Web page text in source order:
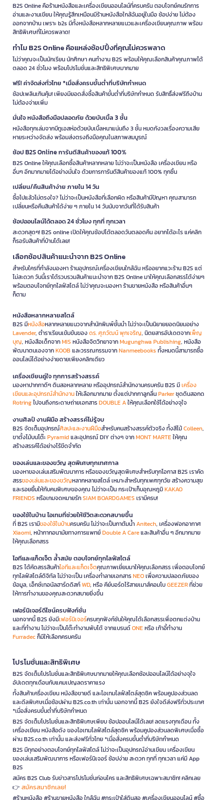
B2S Online คือร้านหนังสือและเครื่องเขียนออนไลน์ที่ครบครัน ตอบโจทย์คนรักการ
อ่านและงานเขียน ให้คุณรู้สึกเหมือนมีร้านหนังสือใกล้ฉันอยู่ในมือ ช้อปง่าย ไม่ต้อง
ออกจากบ้าน เพราะ b2s มีทั้งหนังสือหลากหลายแนวและเครื่องเขียนคุณภาพ พร้อม
สิทธิพิเศษที่ไม่ควรพลาด!
ทำไม B2S Online คือแหล่งช้อปปิ้งที่คุณไม่ควรพลาด
ไม่ว่าคุณจะเป็นนักเรียน นักศึกษา คนทำงาน B2S พร้อมให้คุณเลือกสินค้าคุณภาพได้
ตลอด 24 ชั่วโมง พร้อมโปรโมชั่นและสิทธิพิเศษมากมาย
ฟรี! ค่าจัดส่งทั่วไทย *เมื่อสั่งครบขั้นต่ำที่บริษัทกำหนด
ช้อปเพลินเกินคุ้ม! เพียงมียอดสั่งซื้อสินค้าขั้นต่ำที่บริษัทกำหนด รับสิทธิ์ส่งฟรีถึงบ้าน
ไม่ต้องจ่ายเพิ่ม
มั่นใจ หนังสือถึงมือปลอดภัย ด้วยบับเบิ้ล 3 ชั้น
หนังสือทุกเล่มจากบีทูเอสห่อด้วยบับเบิ้ลหนาแน่นถึง 3 ชั้น หมดกังวลเรื่องความเสีย
หายระหว่างจัดส่ง พร้อมส่งตรงถึงมือคุณในสภาพสมบูรณ์
ช้อป B2S Online การันตีสินค้าของแท้ 100%
B2S Online ให้คุณเลือกซื้อสินค้าหลากหลาย ไม่ว่าจะเป็นหนังสือ เครื่องเขียน หรือ
อื่นๆ อีกมากมายได้อย่างมั่นใจ ด้วยการการันตีสินค้าของแท้ 100% ทุกชิ้น
เปลี่ยน/คืนสินค้าง่าย ภายใน 14 วัน
ซื้อไปแล้วไม่ตรงใจ? ไม่ว่าจะเป็นหนังสือที่เลือกผิด หรือสินค้ามีปัญหา คุณสามารถ
เปลี่ยนหรือคืนสินค้าได้ง่าย ๆ ภายใน 14 วันนับจากวันที่ได้รับสินค้า
ช้อปออนไลน์ได้ตลอด 24 ชั่วโมง ทุกที่ ทุกเวลา
สะดวกสุดๆ! B2S online เปิดให้คุณช้อปได้ตลอดวันตลอดคืน อยากได้อะไร แค่คลิก
ก็รอรับสินค้าที่บ้านได้เลย!
เลือกช้อปสินค้าแนะนำจาก B2S Online
สำหรับใครที่กำลังมองหา ร้านอุปกรณ์เครื่องเขียนใกล้ฉัน หรืออยากแวะร้าน B2S แต่
ไม่สะดวก วันนี้เราได้รวบรวมสินค้าแนะนำจาก B2S Online มาให้คุณเลือกสรรได้ง่ายๆ
พร้อมตอบโจทย์ทุกไลฟ์สไตล์ ไม่ว่าคุณจะมองหา ร้านขายหนังสือ หรือสินค้าอื่นๆ
ก็ตาม
หนังสือหลากหลายสไตล์
B2S มีหนังสือหลากหลายแนวจากสำนักพิมพ์ชั้นนำ ไม่ว่าจะเป็นนิยายยอดนิยมอย่าง
Lavender, ตำราเรียนเข้มข้นของดร. ศุภวัฒน์ พุกเจริญ, นิตยสารอัปเดตจากเพ็ญ
บุญ, หนังสือเด็กจากMIS หนังสือจิตวิทยาจากMugunghwa Publishing, หนังสือ
พัฒนาตนเองจากKOOB และวรรณกรรมจากNanmeebooks ทั้งหมดนี้สามารถซื้อ
ออนไลน์ได้อย่างง่ายดายเพียงคลิกเดียว
เครื่องเขียนคู่ใจ ทุกการสร้างสรรค์
มองหาปากกาดีๆ ดินสอหลากหลาย หรืออุปกรณ์สำนักงานครบครัน B2S มีเครื่อง
เขียนและอุปกรณ์สำนักงานให้เลือกมากมาย ตั้งแต่ปากกาลูกลื่นParkerชุดดินสอกด
Rotringไปจนถึงกระดาษถ่ายเอกสารDOUBLE Aให้คุณเลือกใช้ได้อย่างจุใจ
งานศิลป์ งานฝีมือ สร้างสรรค์ไม่รู้จบ
B2S จัดเต็มอุปกรณ์ศิลปะและงานฝีมือสำหรับคนสร้างสรรค์ตัวจริง ทั้งสีไม้Colleen,
ขาตั้งไม้บนโต๊ะPyramidและอุปกรณ์ DIY ต่างๆ จากMONT MARTEให้คุณ
สร้างสรรค์ได้อย่างไร้ขีดจำกัด
ของเล่นและของขวัญ สุดพิเศษทุกเทศกาล
มองหาของเล่นเสริมพัฒนาการ หรือของขวัญสุดพิเศษสำหรับทุกโอกาส B2S เราคัด
สรรของเล่นและของขวัญหลากหลายสไตล์ เหมาะสำหรับทุกเพศทุกวัย สร้างความสุข
และรอยยิ้มให้กับคนพิเศษของคุณ ไม่ว่าจะเป็น กระเป๋าเก็บอุณหภูมิKAKAO
FRIENDS หรือเกมจดหมายรักSIAM BOARDGAMES เรามีครบ!
ของใช้ในบ้าน ไอเทมที่ช่วยให้ชีวิตสะดวกสบายขึ้น
ที่ B2S เรามีของใช้ในบ้านครบครัน ไม่ว่าจะเป็นกาต้มน้ำAnitech, เครื่องฟอกอากาศ
Xiaomi, หน้ากากอนามัยทางการแพทย์Double A Careและสินค้าอื่น ๆ อีกมากมาย
ให้คุณเลือกสรร
ไอทีและแก็ดเจ็ต ล้ำสมัย ตอบโจทย์ทุกไลฟ์สไตล์
B2S ได้คัดสรรสินค้าไอทีและแก็ดเจ็ตคุณภาพเยี่ยมมาให้คุณเลือกสรร เพื่อตอบโจทย์
ทุกไลฟ์สไตล์ดิจิทัล ไม่ว่าจะเป็น เครื่องทำลายเอกสารNEOเพื่อความปลอดภัยของ
ข้อมูล, เอ็กซ์เทอนัลฮาร์ดดิสก์WD, หรือ คีย์บอร์ดไร้สายเมาส์คอมโบGEEZERที่ช่วย
ให้การทำงานของคุณสะดวกสบายยิ่งขึ้น
เฟอร์นิเจอร์ดีไซน์ครบฟังก์ชั่น
นอกจากนี้ B2S ยังมีเฟอร์นิเจอร์ครบทุกฟังก์ชันให้คุณได้เลือกสรรเพื่อตกแต่งบ้าน
และที่ทำงาน ไม่ว่าจะเป็นโต๊ะทำงานพับได้ จากแบรนด์ONEหรือ เก้าอี้ทำงาน
Furradecก็มีให้เลือกครบครัน
โปรโมชั่นและสิทธิพิเศษ
B2S จัดเต็มโปรโมชั่นและสิทธิพิเศษมากมายให้คุณเลือกช้อปออนไลน์ได้อย่างจุใจ
อัปเดตทุกเดือนกับแคมเปญลดราคาแรง
ทั้งสินค้าเครื่องเขียน หนังสือขายดี และไอเทมไลฟ์สไตล์สุดชิค พร้อมคูปองส่วนลด
และดีลพิเศษเมื่อช้อปผ่าน B2S.co.th เท่านั้น นอกจากนี้ B2S ยังใจดีส่งฟรีทั่วประเทศ
*เมื่อสั่งครบขั้นต่ำที่บริษัทกำหนด
B2S จัดเต็มโปรโมชั่นและสิทธิพิเศษเพียบ ช้อปออนไลน์ได้เลย! ลดแรงทุกเดือน ทั้ง
เครื่องเขียน หนังสือดัง ของไอเทมไลฟ์สไตล์สุดชิค พร้อมคูปองส่วนลดพิเศษเมื่อซื้อ
ผ่าน B2S.co.th เท่านั้น และส่งฟรีทั่วไทย *เมื่อสั่งครบขั้นต่ำที่บริษัทกำหนด
B2S มีทุกอย่างตอบโจทย์ทุกไลฟ์สไตล์ ไม่ว่าจะเป็นอุปกรณ์อ่านเขียน เครื่องเขียน
ของเล่นเสริมพัฒนาการ หรือเฟอร์นิเจอร์ ช้อปง่าย สะดวก ทุกที่ ทุกเวลา แค่มี App
B2S
สมัคร B2S Club รับข่าวสารโปรโมชั่นก่อนใคร และสิทธิพิเศษเฉพาะสมาชิก! คลิกเลย
👉 สมัครสมาชิกเลย!
#ร้านหนังสือ #ร้านขายหนังสือ ใกล้ฉัน #กระเป๋าใส่ดินสอ #เครื่องเขียนออนไลน์ #ซื้อ